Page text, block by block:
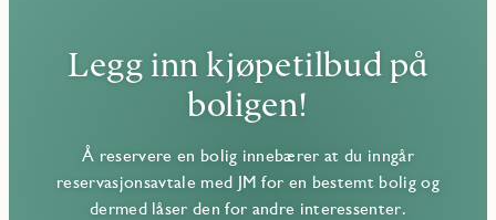
Legg inn kjøpetilbud på
boligen!
Å reservere en bolig innebærer at du inngår
reservasjonsavtale med JM for en bestemt bolig og
dermed låser den for andre interessenter.